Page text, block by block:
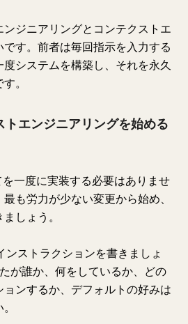
ジニアリングとコンテクストエ
す。前者は毎回指示を入力する
システムを構築し、それを永久
。
トエンジニアリングを始める
一度に実装する必要はありませ
も労力が少ない変更から始め、
しょう。
ストラクションを書きましょ
が誰か、何をしているか、どの
ンするか、デフォルトの好みは